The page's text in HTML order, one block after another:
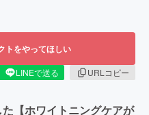
トをやってほしい
LINEで送る
URLコピー
【ホワイトニングケアが